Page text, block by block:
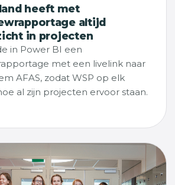
heeft met
altijd
in projecten
in Power BI een
met een livelink naar
AFAS, zodat WSP op elk
al zijn projecten ervoor staan.